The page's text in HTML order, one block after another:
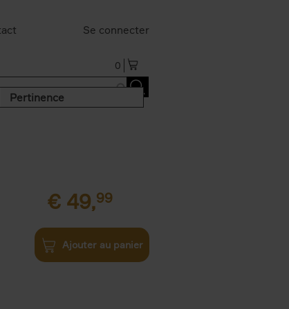
Se connecter
0
Pertinence
€ 49,99
Ajouter au panier